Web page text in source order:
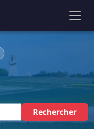
Rechercher